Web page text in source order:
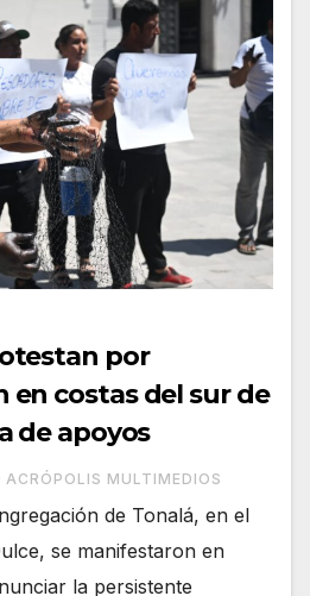
por
en costas del sur de
de apoyos
ACRÓPOLIS MULTIMEDIOS
de Tonalá, en el
se manifestaron en
la persistente